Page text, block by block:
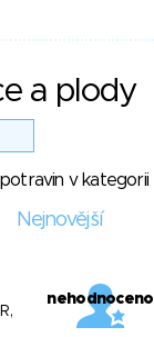
a plody
potravin v kategorii
Nejnovější
nehodnoceno